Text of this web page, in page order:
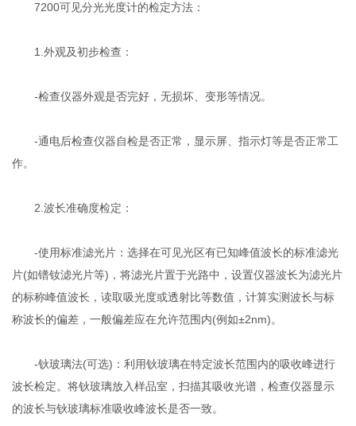
7200可见分光光度计的检定方法：
1.外观及初步检查：
-检查仪器外观是否完好，无损坏、变形等情况。
-通电后检查仪器自检是否正常，显示屏、指示灯等是否正常工
作。
2.波长准确度检定：
-使用标准滤光片：选择在可见光区有已知峰值波长的标准滤光
片(如镨钕滤光片等)，将滤光片置于光路中，设置仪器波长为滤光片
的标称峰值波长，读取吸光度或透射比等数值，计算实测波长与标
称波长的偏差，一般偏差应在允许范围内(例如±2nm)。
-钬玻璃法(可选)：利用钬玻璃在特定波长范围内的吸收峰进行
波长检定。将钬玻璃放入样品室，扫描其吸收光谱，检查仪器显示
的波长与钬玻璃标准吸收峰波长是否一致。